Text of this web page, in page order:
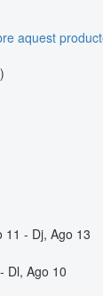
aquest
11 - Dj, Ago 13
Dl, Ago 10